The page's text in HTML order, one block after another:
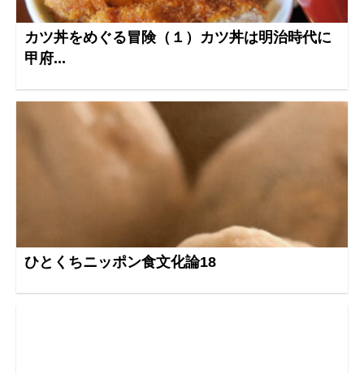
カツ丼をめぐる冒険（１）カツ丼は明治時代に
甲府...
ひとくちニッポン食文化論18